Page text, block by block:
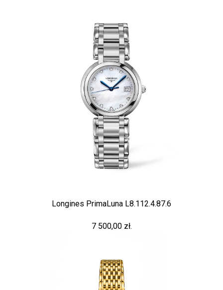
Longines PrimaLuna L8.112.4.87.6
7 500,00 zł.